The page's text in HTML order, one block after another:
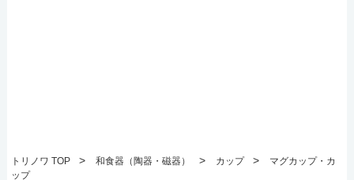
トリノワ TOP > 和食器（陶器・磁器） > カップ >
マグカップ・カ
ップ